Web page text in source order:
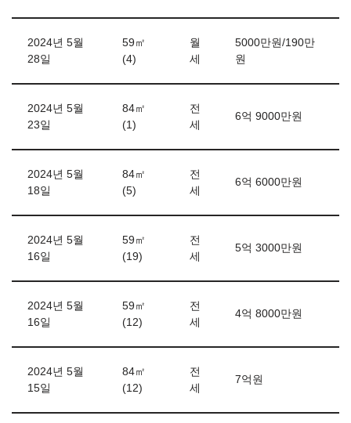
2024년 5월
28일
59㎡
(4)
월
세
5000만원/190만
원
2024년 5월
23일
84㎡
(1)
전
세
6억 9000만원
2024년 5월
18일
84㎡
(5)
전
세
6억 6000만원
2024년 5월
16일
59㎡
(19)
전
세
5억 3000만원
2024년 5월
16일
59㎡
(12)
전
세
4억 8000만원
2024년 5월
15일
84㎡
(12)
전
세
7억원